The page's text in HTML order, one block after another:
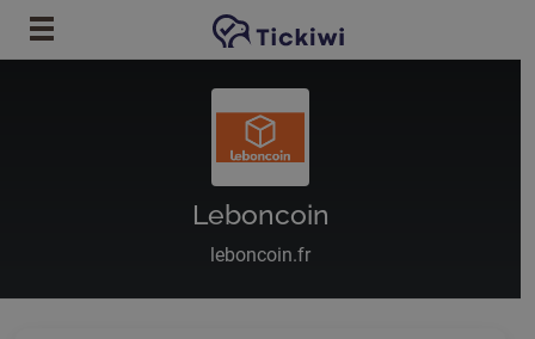
Zum Hauptinhalt springen
Leboncoin
leboncoin.fr